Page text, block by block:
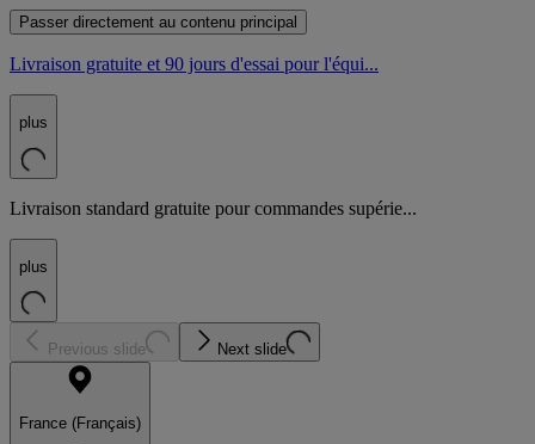
Passer directement au contenu principal
Livraison gratuite et 90 jours d'essai pour l'équi...
plus
Livraison standard gratuite pour commandes supérie...
plus
Previous slide Next slide
France (Français)